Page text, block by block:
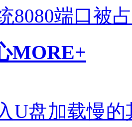
8080端口被
MORE+
U盘加载慢